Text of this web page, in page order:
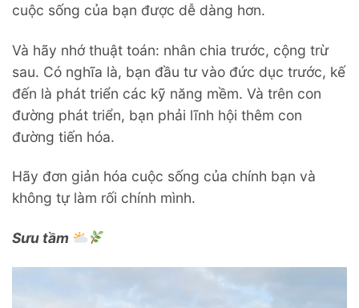
cuộc sống của bạn được dễ dàng hơn.
Và hãy nhớ thuật toán: nhân chia trước, cộng trừ
sau. Có nghĩa là, bạn đầu tư vào đức dục trước, kế
đến là phát triển các kỹ năng mềm. Và trên con
đường phát triển, bạn phải lĩnh hội thêm con
đường tiến hóa.
Hãy đơn giản hóa cuộc sống của chính bạn và
không tự làm rối chính mình.
Sưu tầm